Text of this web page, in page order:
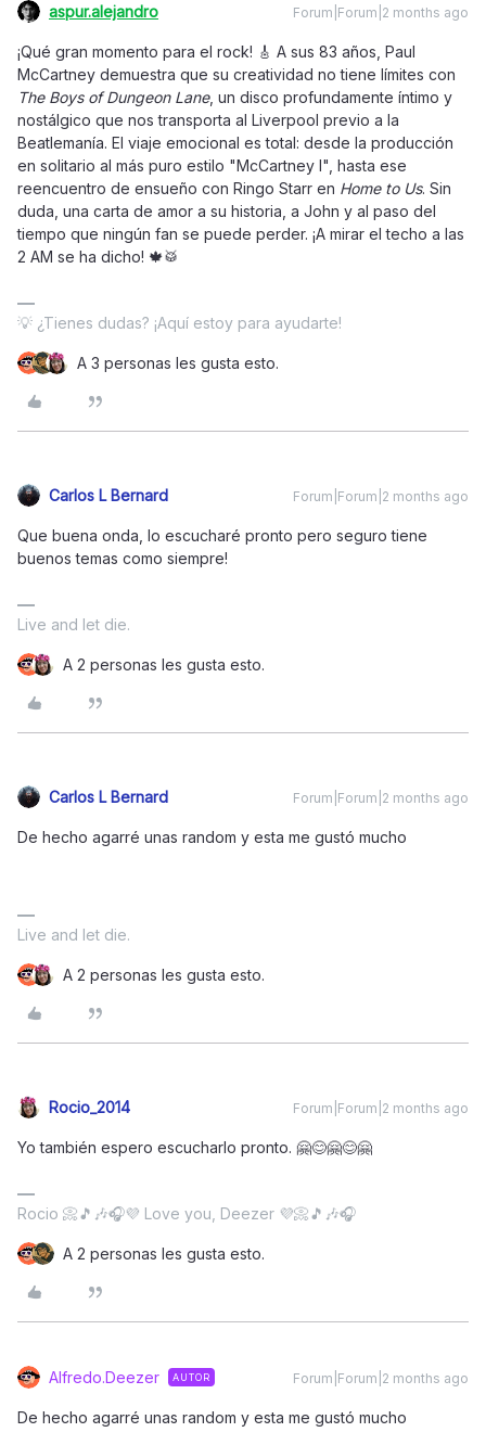
aspur.alejandro Forum|Forum|2 months ago
¡Qué gran momento para el rock! 🎸 A sus 83 años, Paul
McCartney demuestra que su creatividad no tiene límites con
The Boys of Dungeon Lane, un disco profundamente íntimo y
nostálgico que nos transporta al Liverpool previo a la
Beatlemanía. El viaje emocional es total: desde la producción
en solitario al más puro estilo "McCartney I", hasta ese
reencuentro de ensueño con Ringo Starr en Home to Us. Sin
duda, una carta de amor a su historia, a John y al paso del
tiempo que ningún fan se puede perder. ¡A mirar el techo a las
2 AM se ha dicho! 🍁🥁
💡 ¿Tienes dudas? ¡Aquí estoy para ayudarte!
A 3 personas les gusta esto.
Carlos L Bernard Forum|Forum|2 months ago
Que buena onda, lo escucharé pronto pero seguro tiene
buenos temas como siempre!
Live and let die.
A 2 personas les gusta esto.
Carlos L Bernard Forum|Forum|2 months ago
De hecho agarré unas random y esta me gustó mucho
Live and let die.
A 2 personas les gusta esto.
Rocio_2014 Forum|Forum|2 months ago
Yo también espero escucharlo pronto. 🤗😊🤗😊🤗
Rocio 📀🎵🎶🎧💜 Love you, Deezer 💜📀🎵🎶🎧
A 2 personas les gusta esto.
Alfredo.Deezer AUTOR Forum|Forum|2 months ago
De hecho agarré unas random y esta me gustó mucho